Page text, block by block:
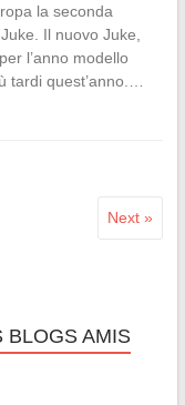
la seconda
Il nuovo Juke,
l’anno modello
tardi quest’anno.…
Next »
BLOGS AMIS